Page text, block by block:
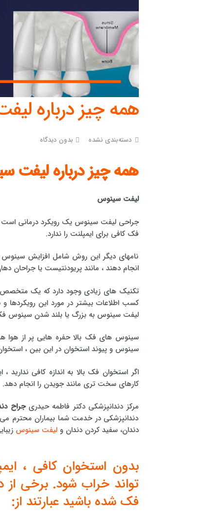
همه چیز درباره
دسته‌بندی نشده بدون دیدگاه
همه چیز درباره لیفت
لیفت سینوس
جراحی لیفت سینوس یک رویکرد درمانی است
فک کافی برای ایمپلنت را ندارد.
نامهای دیگر این روش شامل افزایش
انجام دهند ، مانند پریودنتیست یا جراحان
تکنیک های زیادی وجود دارد که یک متخصص
کسب اطلاعات بیشتر در مورد این رویکردها و
لیفت سینوس به بزرگ یا بلند شدن سینوس فک
سینوس های فک بالا حفره هایی پر از هوا
سینوس و پیوند استخوان در این بین ،
اگر استخوان فک بالا به اندازه کافی ندارید
کارهای سخت تری مانند جویدن را انجام دهد.
مرکز دندانپزشکی دکتر فاطمه حیدریجراح
دندانپزشکی در خدمت شما بیماران محترم
دندان، سفید کردن دندان ولیفت سینوس
بدون استخوان کافی ،
تواند خراب شود. برخی
فک شده باشید عبارتند از: